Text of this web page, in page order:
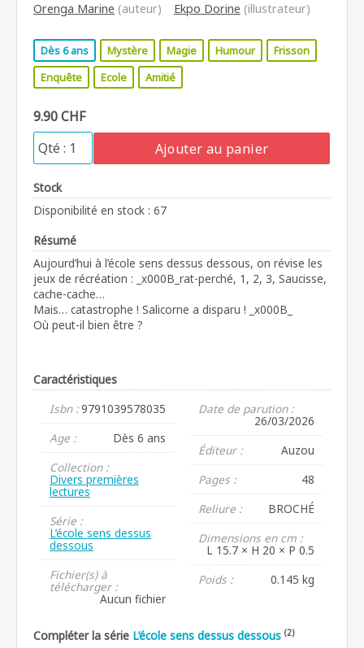
Orenga Marine (auteur) Ekpo Dorine (illustrateur)
Dès 6 ans Mystère Magie Humour
Frisson
Enquête
Ecole Amitié
9.90 CHF
Ajouter au panier
Stock
Disponibilité en stock : 67
Résumé
Aujourd’hui à l’école sens dessus dessous, on révise les
jeux de récréation : _x000B_rat-perché, 1, 2, 3, Saucisse,
cache-cache…
Mais… catastrophe ! Salicorne a disparu ! _x000B_
Où peut-il bien être ?
Caractéristiques
Isbn :9791039578035
Age :
Dès 6 ans
Collection :
Divers premières
lectures
Série :
L’école sens dessus
dessous
Fichier(s) à
télécharger :
Aucun fichier
Date de parution :
26/03/2026
Éditeur :
Auzou
Pages :
48
Reliure :
BROCHÉ
Dimensions en cm :
L 15.7 × H 20 × P 0.5
Poids :
0.145 kg
Compléter la série L’école sens dessus dessous (2)